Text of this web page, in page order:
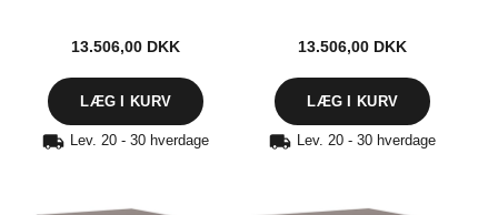
13.506,00 DKK 13.506,00 DKK
Lev. 20 - 30 hverdage Lev. 20 - 30 hverdage